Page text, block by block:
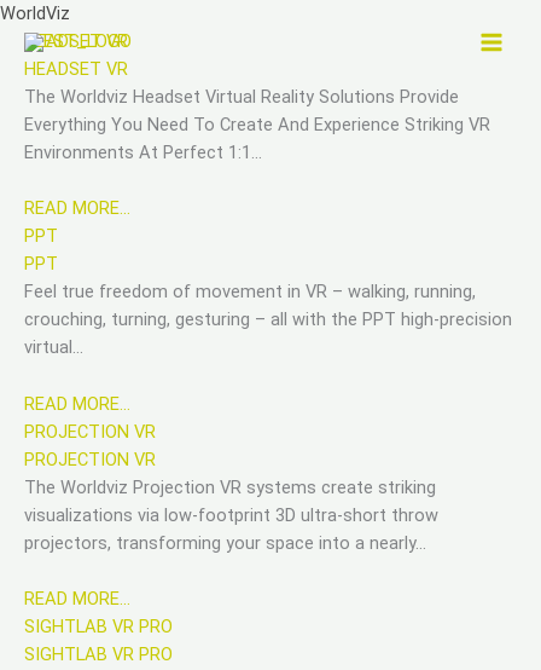
Zum
Inhalt
springen
WorldViz
HEADSET VR
HEADSET VR
The Worldviz Headset Virtual Reality Solutions Provide
Everything You Need To Create And Experience Striking VR
Environments At Perfect 1:1…
READ MORE…
PPT
PPT
Feel true freedom of movement in VR – walking, running,
crouching, turning, gesturing – all with the PPT high-precision
virtual…
READ MORE…
PROJECTION VR
PROJECTION VR
The Worldviz Projection VR systems create striking
visualizations via low-footprint 3D ultra-short throw
projectors, transforming your space into a nearly…
READ MORE…
SIGHTLAB VR PRO
SIGHTLAB VR PRO